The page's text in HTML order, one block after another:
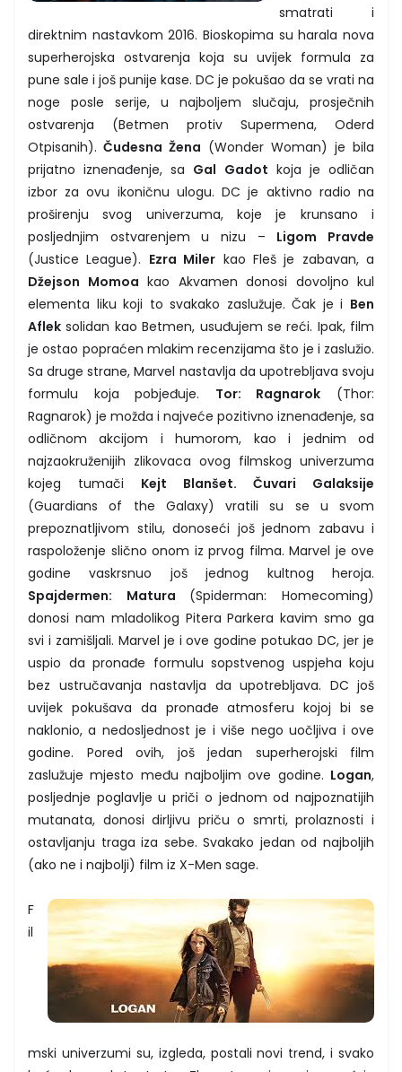
smatrati i
direktnim nastavkom 2016. Bioskopima su harala nova
superherojska ostvarenja koja su uvijek formula za
pune sale i još punije kase. DC je pokušao da se vrati na
noge posle serije, u najboljem slučaju, prosječnih
ostvarenja (Betmen protiv Supermena, Oderd
Otpisanih). Čudesna Žena (Wonder Woman) je bila
prijatno iznenađenje, sa Gal Gadot koja je odličan
izbor za ovu ikoničnu ulogu. DC je aktivno radio na
proširenju svog univerzuma, koje je krunsano i
posljednjim ostvarenjem u nizu – Ligom Pravde
(Justice League). Ezra Miler kao Fleš je zabavan, a
Džejson Momoa kao Akvamen donosi dovoljno kul
elementa liku koji to svakako zaslužuje. Čak je i Ben
Aflek solidan kao Betmen, usuđujem se reći. Ipak, film
je ostao popraćen mlakim recenzijama što je i zaslužio.
Sa druge strane, Marvel nastavlja da upotrebljava svoju
formulu koja pobjeđuje. Tor: Ragnarok (Thor:
Ragnarok) je možda i najveće pozitivno iznenađenje, sa
odličnom akcijom i humorom, kao i jednim od
najzaokruženijih zlikovaca ovog filmskog univerzuma
kojeg tumači Kejt Blanšet. Čuvari Galaksije
(Guardians of the Galaxy) vratili su se u svom
prepoznatljivom stilu, donoseći još jednom zabavu i
raspoloženje slično onom iz prvog filma. Marvel je ove
godine vaskrsnuo još jednog kultnog heroja.
Spajdermen: Matura (Spiderman: Homecoming)
donosi nam mladolikog Pitera Parkera kavim smo ga
svi i zamišljali. Marvel je i ove godine potukao DC, jer je
uspio da pronađe formulu sopstvenog uspjeha koju
bez ustručavanja nastavlja da upotrebljava. DC još
uvijek pokušava da pronađe atmosferu kojoj bi se
naklonio, a nedosljednost je i više nego uočljiva i ove
godine. Pored ovih, još jedan superherojski film
zaslužuje mjesto među najboljim ove godine. Logan,
posljednje poglavlje u priči o jednom od najpoznatijih
mutanata, donosi dirljivu priču o smrti, prolaznosti i
ostavljanju traga iza sebe. Svakako jedan od najboljih
(ako ne i najbolji) film iz X-Men sage.
F
il
mski univerzumi su, izgleda, postali novi trend, i svako